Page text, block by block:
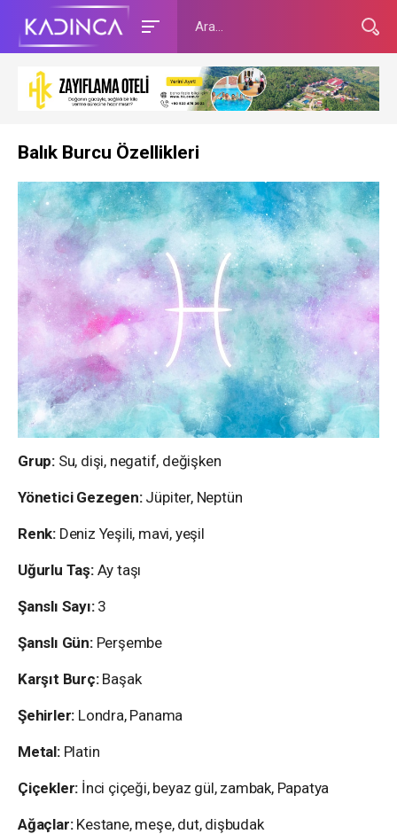
Balık Burcu Özellikleri
Grup: Su, dişi, negatif, değişken
Yönetici Gezegen: Jüpiter, Neptün
Renk: Deniz Yeşili, mavi, yeşil
Uğurlu Taş: Ay taşı
Şanslı Sayı: 3
Şanslı Gün: Perşembe
Karşıt Burç: Başak
Şehirler: Londra, Panama
Metal: Platin
Çiçekler: İnci çiçeği, beyaz gül, zambak, Papatya
Ağaçlar: Kestane, meşe, dut, dişbudak